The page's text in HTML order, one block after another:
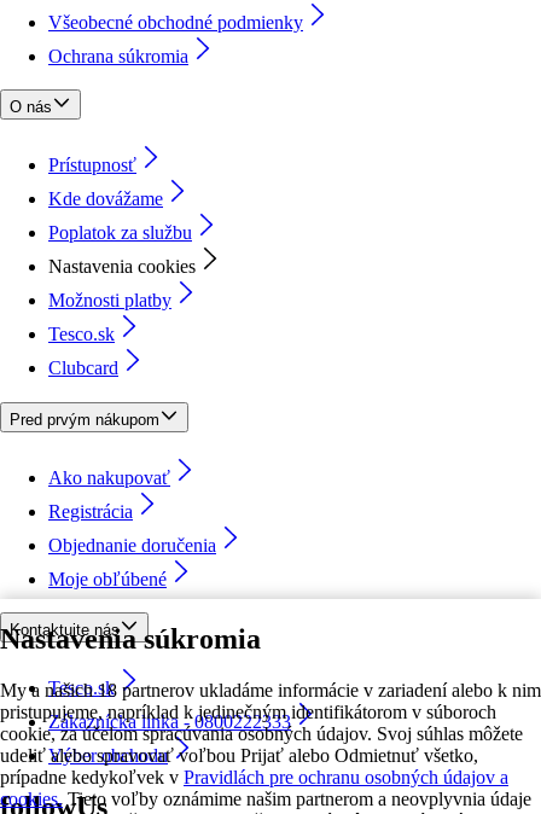
Nastavenia súkromia
My a našich 18 partnerov ukladáme informácie v zariadení alebo k nim
pristupujeme, napríklad k jedinečným identifikátorom v súboroch
cookie, za účelom spracúvania osobných údajov. Svoj súhlas môžete
udeliť alebo spravovať voľbou Prijať alebo Odmietnuť všetko,
prípadne kedykoľvek v Pravidlách pre ochranu osobných údajov a
cookies. Tieto voľby oznámime našim partnerom a neovplyvnia údaje
Všeobecné obchodné podmienky
Ochrana súkromia
O nás
Prístupnosť
Kde dovážame
Poplatok za službu
Nastavenia cookies
Možnosti platby
Tesco.sk
Clubcard
Pred prvým nákupom
Ako nakupovať
Registrácia
Objednanie doručenia
Moje obľúbené
Kontaktujte nás
Tesco.sk
Zákaznícka linka - 0800222333
Výber obchodu
followUs